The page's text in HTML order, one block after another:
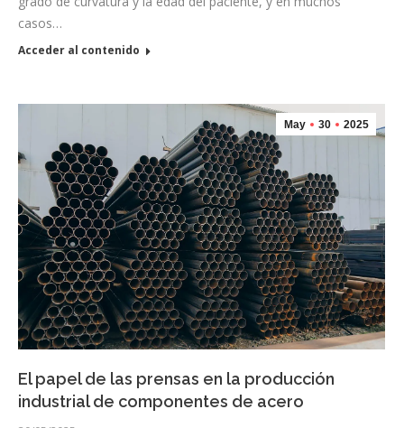
casos…
Acceder al contenido
May 30 2025
El papel de las prensas en la producción
industrial de componentes de acero